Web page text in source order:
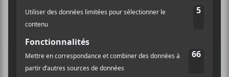
INSCRIPTION À L’INFOLETTRE
Ne manquez pas les dernières
nouvelles!